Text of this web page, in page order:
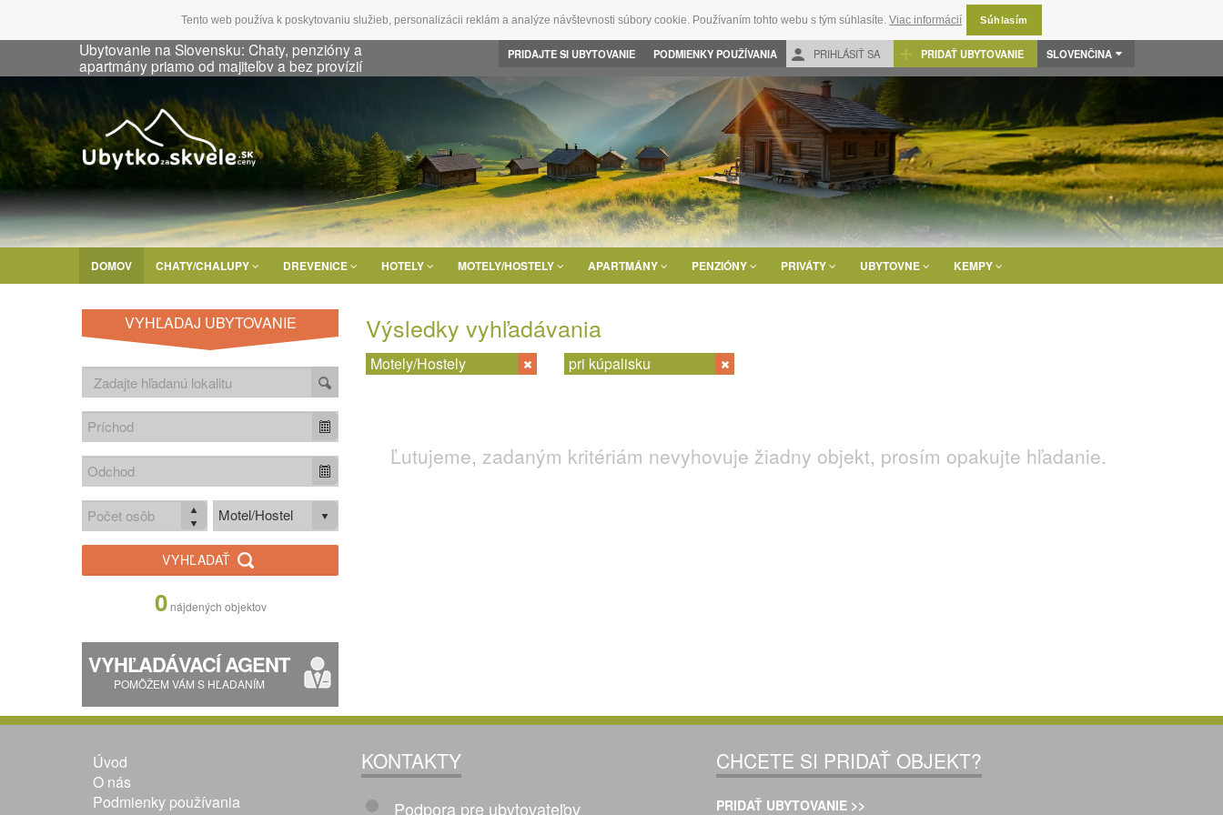
Tento web používa k poskytovaniu služieb, personalizácii reklám a analýze návštevnosti súbory cookie. Používaním tohto webu s tým súhlasíte.Viac informácií Súhlasím
Ubytovanie na Slovensku: Chaty, penzióny a
apartmány priamo od majiteľov a bez provízií
PRIDAJTE SI UBYTOVANIE PODMIENKY POUŽÍVANIA PRIHLÁSIŤ SA PRIDAŤ UBYTOVANIE SLOVENČINA
DOMOV CHATY/CHALUPY DREVENICE HOTELY MOTELY/HOSTELY APARTMÁNY PENZIÓNY PRIVÁTY UBYTOVNE KEMPY
VYHĽADAJ UBYTOVANIE
Motel/Hostel
VYHĽADAŤ
0 nájdených objektov
VYHĽADÁVACÍ AGENT
POMÔŽEM VÁM S HĽADANÍM
Výsledky vyhľadávania
Motely/Hostely pri kúpalisku
Ľutujeme, zadaným kritériám nevyhovuje žiadny objekt, prosím opakujte hľadanie.
Úvod
O nás
Podmienky používania
KONTAKTY
Podpora pre ubytovateľov
CHCETE SI PRIDAŤ OBJEKT?
PRIDAŤ UBYTOVANIE >>